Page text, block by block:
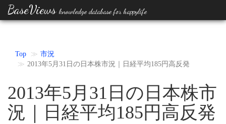
BaseViews knowledge database for happylife
Top
市況
2013年5月31日の日本株市況｜日経平均185円高反発
2013年5月31日の日本株市
況｜日経平均185円高反発